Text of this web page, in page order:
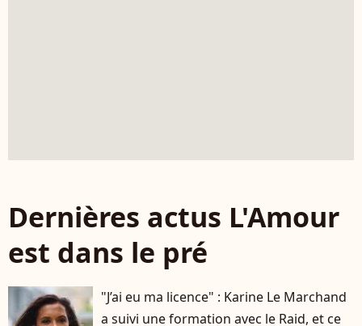
Dernières actus L'Amour
est dans le pré
"J’ai eu ma licence" : Karine Le Marchand
a suivi une formation avec le Raid, et ce